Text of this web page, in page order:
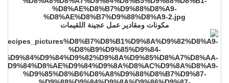
مكونات ومقادير عمل عجينة اللقيمات